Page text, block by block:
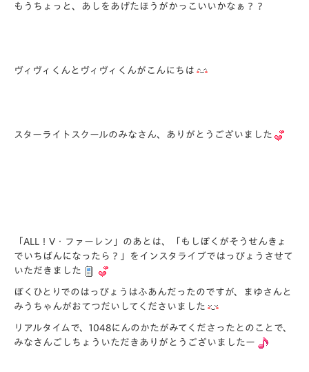
もうちょっと、あしをあげたほうがかっこいいかなぁ？？
ヴィヴィくんとヴィヴィくんがこんにちは
スターライトスクールのみなさん、ありがとうございました
「ALL！V・ファーレン」のあとは、「もしぼくがそうせんきょ
でいちばんになったら？」をインスタライブではっぴょうさせて
いただきました
ぼくひとりでのはっぴょうはふあんだったのですが、まゆさんと
みうちゃんがおてつだいしてくださいました
リアルタイムで、1048にんのかたがみてくださったとのことで、
みなさんごしちょういただきありがとうございましたー